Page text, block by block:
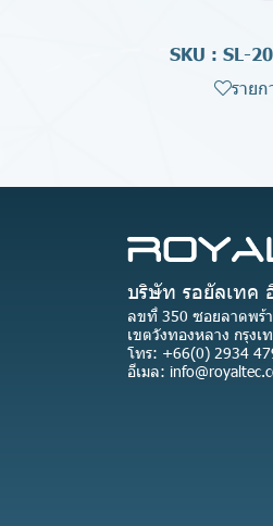
SKU : SL-
รายก
บริษัท รอยัลเทค
ลขที่ 350 ซอยลาดพร้
เขตวังทองหลาง กรุง
โทร: +66(0) 2934
อีเมล: